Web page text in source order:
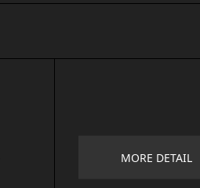
MORE DETAIL